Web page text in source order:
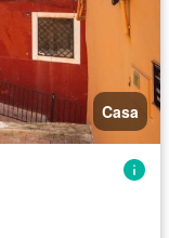
Casa